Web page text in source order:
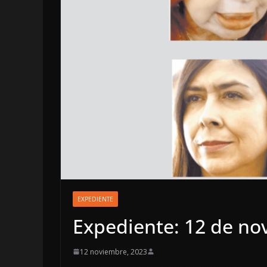
EXPEDIENTE
Expediente: 12 de
12 noviembre, 2023
LOCALES OPINIÓN
4 agosto, 2026